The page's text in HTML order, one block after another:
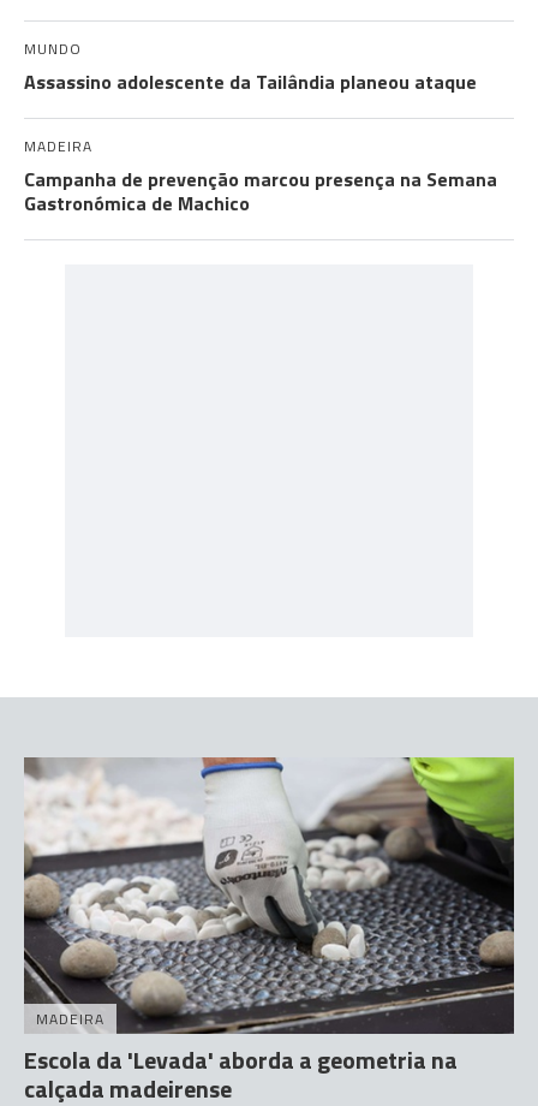
MUNDO
Assassino adolescente da Tailândia planeou ataque
MADEIRA
Campanha de prevenção marcou presença na Semana
Gastronómica de Machico
MADEIRA
Escola da 'Levada' aborda a geometria na
calçada madeirense